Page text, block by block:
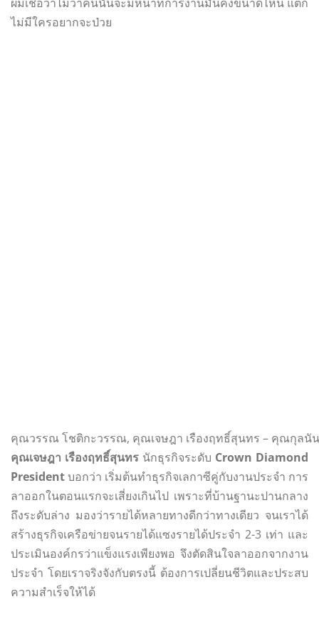
ไม่มีใครอยากจะป่วย
คุณวรรณ โชติกะวรรณ, คุณเจษฎา เรืองฤทธิ์สุนทร – คุณกุลนั
คุณเจษฎา เรืองฤทธิ์สุนทร นักธุรกิจระดับ Crown Diamond
Presidentบอกว่า เริ่มต้นทำธุรกิจเลกาซีคู่กับงานประจำ การ
ลาออกในตอนแรกจะเสี่ยงเกินไป เพราะที่บ้านฐานะปานกลาง
ถึงระดับล่าง มองว่ารายได้หลายทางดีกว่าทางเดียว จนเราได้
สร้างธุรกิจเครือข่ายจนรายได้แซงรายได้ประจำ 2-3 เท่า และ
ประเมินองค์กรว่าแข็งแรงเพียงพอ จึงตัดสินใจลาออกจากงาน
ประจำ โดยเราจริงจังกับตรงนี้ ต้องการเปลี่ยนชีวิตและประสบ
ความสำเร็จให้ได้